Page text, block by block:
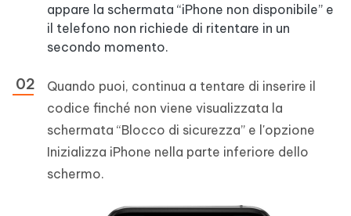
appare la schermata “iPhone non disponibile” e
il telefono non richiede di ritentare in un
secondo momento.
Quando puoi, continua a tentare di inserire il
codice finché non viene visualizzata la
schermata “Blocco di sicurezza” e l'opzione
Inizializza iPhone nella parte inferiore dello
schermo.